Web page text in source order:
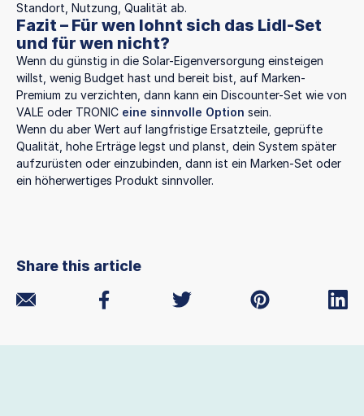
Standort, Nutzung, Qualität ab.
Fazit – Für wen lohnt sich das Lidl-Set
und für wen nicht?
Wenn du günstig in die Solar-Eigenversorgung einsteigen
willst, wenig Budget hast und bereit bist, auf Marken-
Premium zu verzichten, dann kann ein Discounter-Set wie von
VALE oder TRONIC eine sinnvolle Option sein.
Wenn du aber Wert auf langfristige Ersatzteile, geprüfte
Qualität, hohe Erträge legst und planst, dein System später
aufzurüsten oder einzubinden, dann ist ein Marken-Set oder
ein höherwertiges Produkt sinnvoller.
Share this article